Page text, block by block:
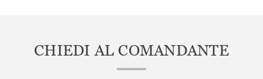
CHIEDI AL COMANDANTE